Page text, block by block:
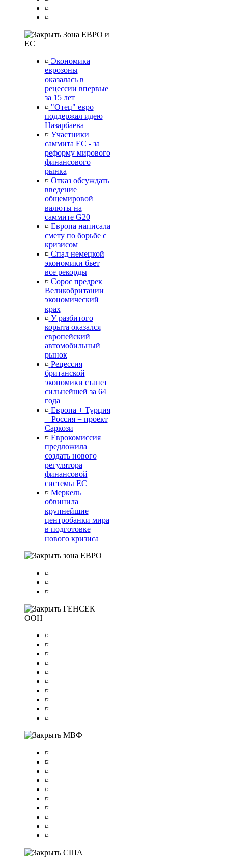
¤
¤
Зона ЕВРО и
ЕС
¤ Экономика
еврозоны
оказалась в
рецессии впервые
за 15 лет
¤ "Отец" евро
поддержал идею
Назарбаева
¤ Участники
саммита ЕС - за
реформу мирового
финансового
рынка
¤ Отказ обсуждать
введение
общемировой
валюты на
саммите G20
¤ Европа написала
смету по борьбе с
кризисом
¤ Спад немецкой
экономики бьет
все рекорды
¤ Сорос предрек
Великобритании
экономический
крах
¤ У разбитого
корыта оказался
европейский
автомобильный
рынок
¤ Рецессия
британской
экономики станет
сильнейшей за 64
года
¤ Европа + Турция
+ Россия = проект
Саркози
¤ Еврокомиссия
предложила
создать нового
регулятора
финансовой
системы ЕС
¤ Меркель
обвинила
крупнейшие
центробанки мира
в подготовке
нового кризиса
зона ЕВРО
¤
¤
¤
ГЕНСЕК
ООН
¤
¤
¤
¤
¤
¤
¤
¤
¤
¤
МВФ
¤
¤
¤
¤
¤
¤
¤
¤
¤
¤
США